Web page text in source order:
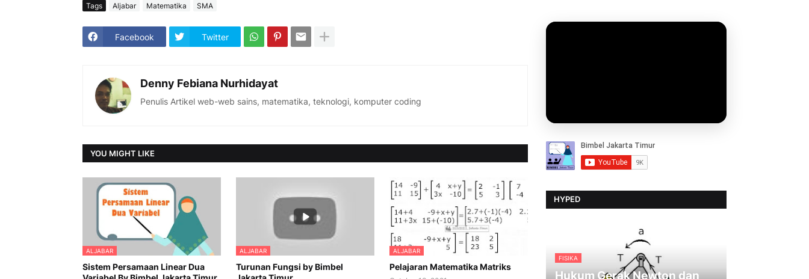
Tags Aljabar Matematika SMA
Facebook Twitter
Denny Febiana Nurhidayat
Penulis Artikel web-web sains, matematika, teknologi, komputer coding
YOU MIGHT LIKE
ALJABAR
Sistem Persamaan Linear Dua
ALJABAR
Turunan Fungsi by Bimbel
ALJABAR
Pelajaran Matematika Matriks
HYPED
FISIKA
Hukum Gerak Newton dan